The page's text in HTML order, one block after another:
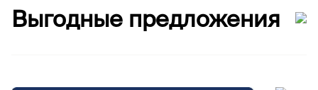
Выгодные предложения